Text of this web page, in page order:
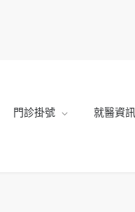
門診掛號 就醫資訊